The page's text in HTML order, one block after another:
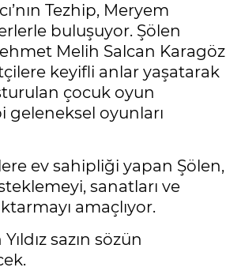
Tezhip, Meryem
buluşuyor. Şölen
Melih Salcan Karagöz
keyifli anlar yaşatarak
çocuk oyun
geleneksel oyunları
ev sahipliği yapan Şölen,
sanatları ve
amaçlıyor.
sazın sözün